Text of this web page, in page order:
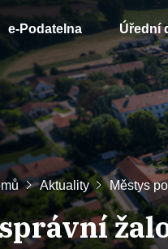
e-Podatelna Úřední
Aktuality Městys